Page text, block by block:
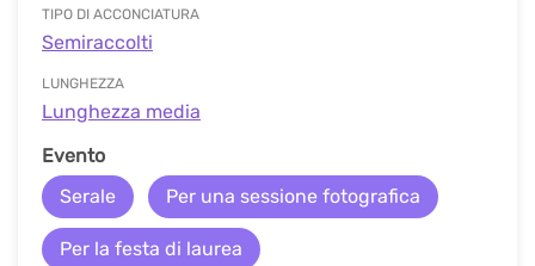
TIPO DI ACCONCIATURA
Semiraccolti
LUNGHEZZA
Lunghezza media
Evento
Serale
Per una sessione fotografica
Per la festa di laurea